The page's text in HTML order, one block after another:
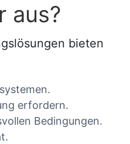
aus?
bieten
erfordern.
Bedingungen.